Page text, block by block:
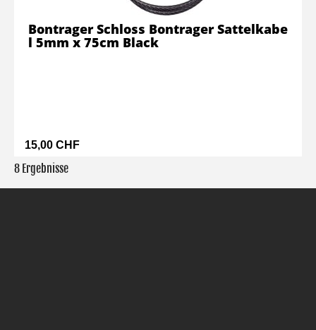
15,00 CHF
Bontrager Schloss Bontrager Sattelkabe
l 5mm x 75cm Black
8 Ergebnisse